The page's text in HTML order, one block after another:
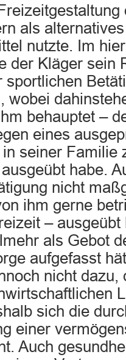
als alternatives
nutzte. Im
der Kläger sein
wobei
behauptet –
eines
seiner Familie
habe.
nicht
ihm gerne
– ausgeübt
als Gebot
aufgefasst
nicht dazu,
sich die
einer
Auch